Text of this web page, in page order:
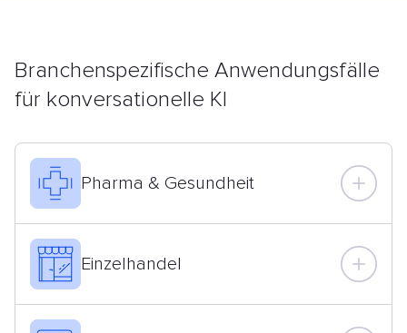
Branchenspezifische Anwendungsfälle
für konversationelle KI
Pharma & Gesundheit
Einzelhandel